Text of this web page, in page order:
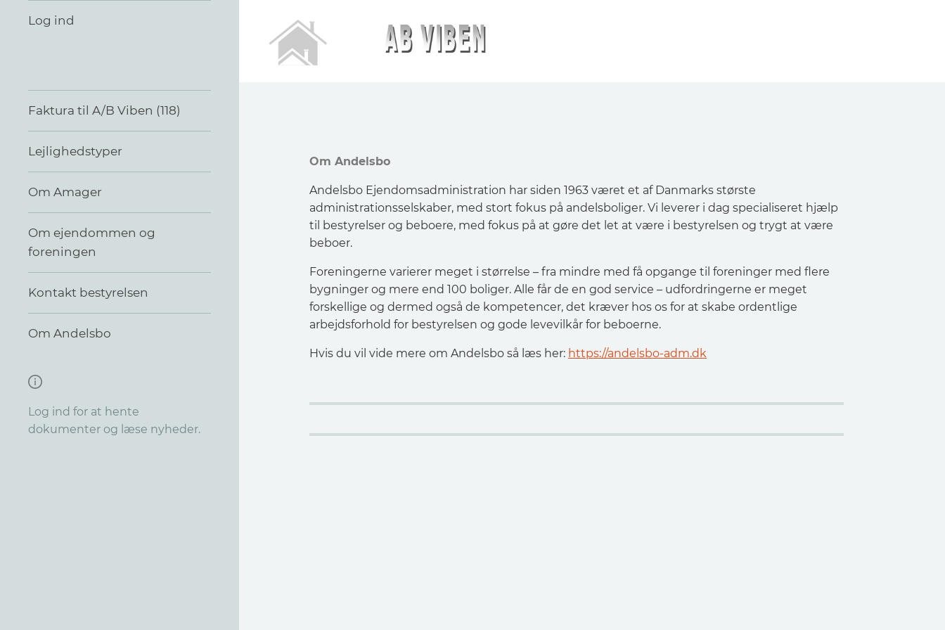
Log ind
Faktura til A/B Viben (118)
Lejlighedstyper
Om Amager
Om ejendommen og
foreningen
Kontakt bestyrelsen
Om Andelsbo
Log ind for at hente
dokumenter og læse nyheder.
Om Andelsbo
Andelsbo Ejendomsadministration har siden 1963 været et af Danmarks største
administrationsselskaber, med stort fokus på andelsboliger. Vi leverer i dag specialiseret hjælp
til bestyrelser og beboere, med fokus på at gøre det let at være i bestyrelsen og trygt at være
beboer.
Foreningerne varierer meget i størrelse – fra mindre med få opgange til foreninger med flere
bygninger og mere end 100 boliger. Alle får de en god service – udfordringerne er meget
forskellige og dermed også de kompetencer, det kræver hos os for at skabe ordentlige
arbejdsforhold for bestyrelsen og gode levevilkår for beboerne.
Hvis du vil vide mere om Andelsbo så læs her: https://andelsbo-adm.dk